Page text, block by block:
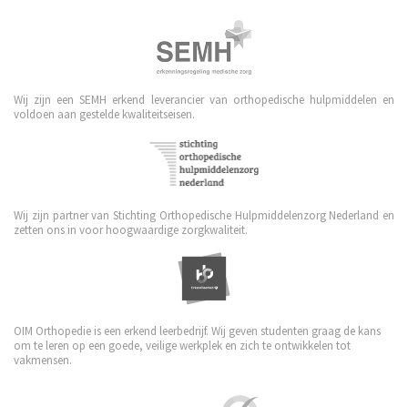
Wij zijn een SEMH erkend leverancier van orthopedische hulpmiddelen en
voldoen aan gestelde kwaliteitseisen.
Wij zijn partner van Stichting Orthopedische Hulpmiddelenzorg Nederland en
zetten ons in voor hoogwaardige zorgkwaliteit.
OIM Orthopedie is een erkend leerbedrijf. Wij geven studenten graag de kans
om te leren op een goede, veilige werkplek en zich te ontwikkelen tot
vakmensen.